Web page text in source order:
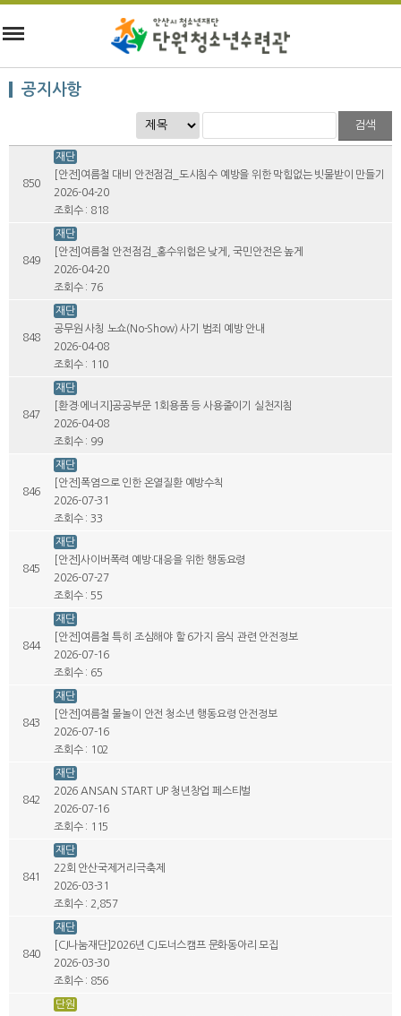
공지사항
검색
850
재단
[안전]여름철 대비 안전점검_도시침수 예방을 위한 막힘없는 빗물받이 만들기
2026-04-20
조회수 : 818
849
재단
[안전]여름철 안전점검_홍수위험은 낮게, 국민안전은 높게
2026-04-20
조회수 : 76
848
재단
공무원 사칭 노쇼(No-Show) 사기 범죄 예방 안내
2026-04-08
조회수 : 110
847
재단
[환경·에너지]공공부문 1회용품 등 사용줄이기 실천지침
2026-04-08
조회수 : 99
846
재단
[안전]폭염으로 인한 온열질환 예방수칙
2026-07-31
조회수 : 33
845
재단
[안전]사이버폭력 예방·대응을 위한 행동요령
2026-07-27
조회수 : 55
844
재단
[안전]여름철 특히 조심해야 할 6가지 음식 관련 안전정보
2026-07-16
조회수 : 65
843
재단
[안전]여름철 물놀이 안전 청소년 행동요령 안전정보
2026-07-16
조회수 : 102
842
재단
2026 ANSAN START UP 청년창업 페스티벌
2026-07-16
조회수 : 115
841
재단
22회 안산국제거리극축제
2026-03-31
조회수 : 2,857
840
재단
[CJ나눔재단]2026년 CJ도너스캠프 문화동아리 모집
2026-03-30
조회수 : 856
단원